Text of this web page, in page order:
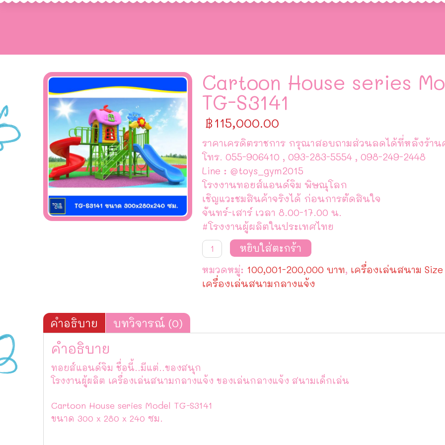
Cartoon House series
TG-S3141
฿115,000.00
ราคาเครดิตราชการ กรุณาสอบถามส่วนลดได้ที่หลังร้าน
โทร. 055-906410 , 093-283-5554 , 098-249-2448
Line : @toys_gym2015
โรงงานทอยส์แอนด์จิม พิษณุโลก
เชิญแวะชมสินค้าจริงได้ ก่อนการตัดสินใจ
จันทร์-เสาร์ เวลา 8.00-17.00 น.
#โรงงานผู้ผลิตในประเทศไทย
จำนวน
Cartoon
series
Model
TG-
หยิบใส่ตะกร้า
หมวดหมู่: 100,001-200,000 บาท, เครื่องเล่นสนาม Size
เครื่องเล่นสนามกลางแจ้ง
คำอธิบาย บทวิจารณ์ (0)
คำอธิบาย
ทอยส์แอนด์จิม ชื่อนี้..มีแต่..ของสนุก
โรงงานผู้ผลิต เครื่องเล่นสนามกลางแจ้ง ของเล่นกลางแจ้ง สนามเด็กเล่น
Cartoon House series Model TG-S3141
ขนาด 300 x 280 x 240 ซม.